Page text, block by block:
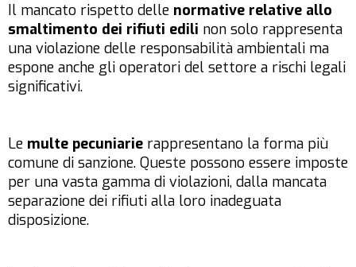
Il mancato rispetto delle normative relative allo
smaltimento dei rifiuti edili non solo rappresenta
una violazione delle responsabilità ambientali ma
espone anche gli operatori del settore a rischi legali
significativi.
Le multe pecuniarie rappresentano la forma più
comune di sanzione. Queste possono essere imposte
per una vasta gamma di violazioni, dalla mancata
separazione dei rifiuti alla loro inadeguata
disposizione.